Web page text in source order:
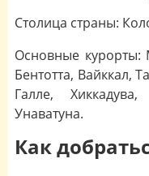
Столица страны:
Основные курорты:
Бентотта, Вайккал,
Галле,
Унаватуна.
Как